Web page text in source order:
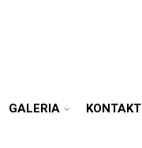
GALERIA KONTAKT